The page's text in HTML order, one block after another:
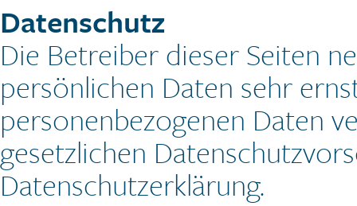
Datenschutz
Die Betreiber dieser Seiten
persönlichen Daten sehr
personenbezogenen Daten
gesetzlichen
Datenschutzerklärung.